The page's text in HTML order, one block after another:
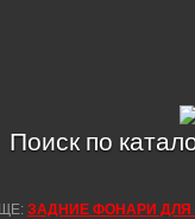
Поиск по
ЗАДНИЕ ФОНАРИ